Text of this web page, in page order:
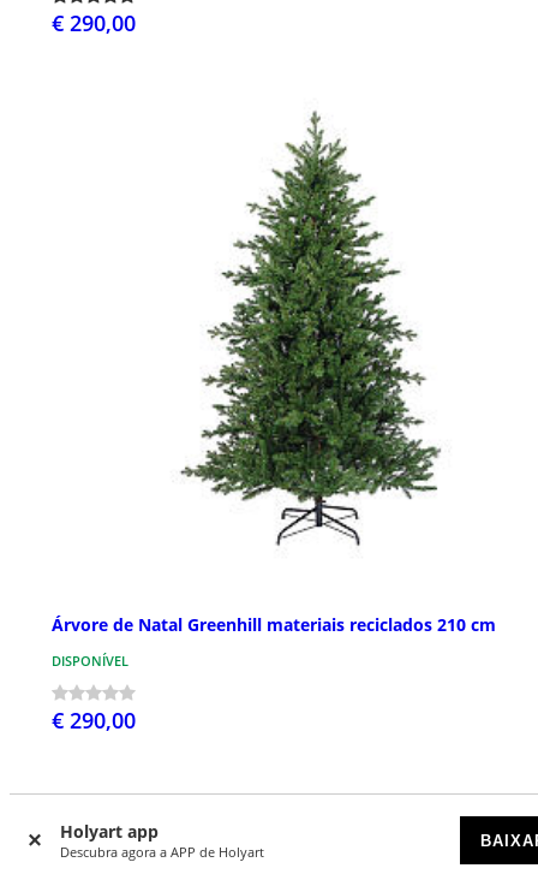
Holyart app
Descubra agora a APP de Holyart
€ 290,00
Árvore de Natal Greenhill materiais reciclados 210 cm
DISPONÍVEL
€ 290,00